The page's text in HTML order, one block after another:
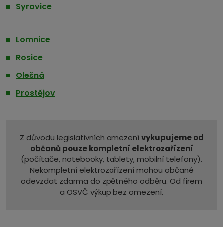
Syrovice
Lomnice
Rosice
Olešná
Prostějov
Z důvodu legislativních omezenívykupujeme od
občanů pouze kompletní elektrozařízení
(počítače, notebooky, tablety, mobilní telefony).
Nekompletní elektrozařízení mohou občané
odevzdat zdarma do zpětného odběru. Od firem
a OSVČ výkup bez omezení.